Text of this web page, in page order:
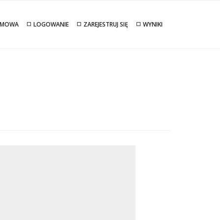
LOGOWANIE ZAREJESTRUJ SIĘ WYNIKI